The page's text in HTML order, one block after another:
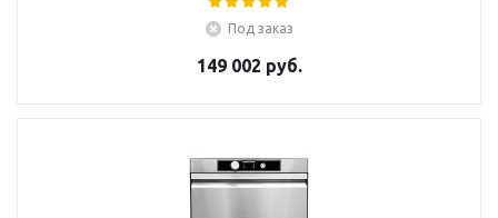
Под заказ
149 002 руб.